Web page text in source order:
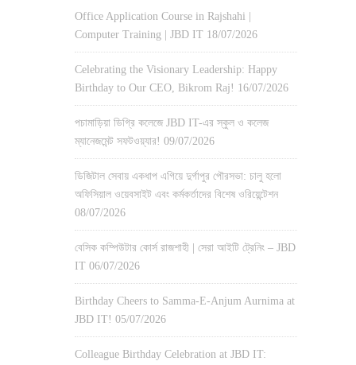
Office Application Course in Rajshahi |
Computer Training | JBD IT 18/07/2026
Celebrating the Visionary Leadership: Happy
Birthday to Our CEO, Bikrom Raj! 16/07/2026
পচামাড়িয়া ডিগ্রি কলেজে JBD IT-এর স্কুল ও কলেজ
ম্যানেজমেন্ট সফটওয়্যার! 09/07/2026
ডিজিটাল সেবায় একধাপ এগিয়ে দুর্গাপুর পৌরসভা: চালু হলো
অফিসিয়াল ওয়েবসাইট এবং কর্মকর্তাদের বিশেষ ওরিয়েন্টেশন
08/07/2026
বেসিক কম্পিউটার কোর্স রাজশাহী | সেরা আইটি ট্রেনিং – JBD
IT 06/07/2026
Birthday Cheers to Samma-E-Anjum Aurnima at
JBD IT! 05/07/2026
Colleague Birthday Celebration at JBD IT: